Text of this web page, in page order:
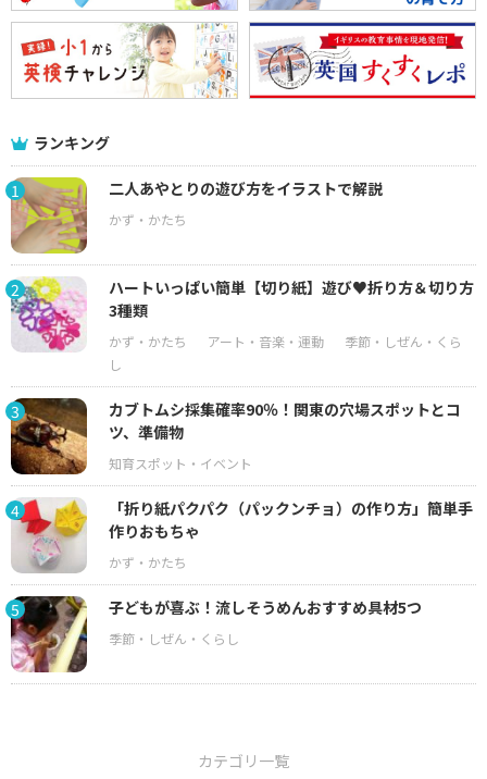
ランキング
1 二人あやとりの遊び方をイラストで解説
2
ハートいっぱい簡単【切り紙】遊び♥折り方＆切り方
3種類
3
カブトムシ採集確率90％！関東の穴場スポットとコ
ツ、準備物
4
「折り紙パクパク（パックンチョ）の作り方」簡単手
作りおもちゃ
5 子どもが喜ぶ！流しそうめんおすすめ具材5つ
カテゴリ一覧